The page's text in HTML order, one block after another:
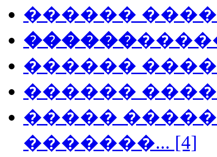
������
������
������
������
�����
�������... [4]